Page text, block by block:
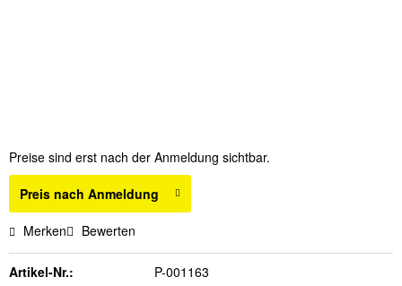
Preise sind erst nach der Anmeldung sichtbar.
Preis nach Anmeldung
Merken Bewerten
Artikel-Nr.: P-001163